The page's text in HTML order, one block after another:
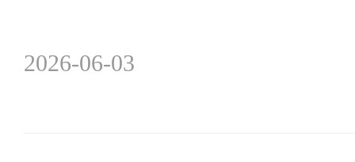
2026-06-03